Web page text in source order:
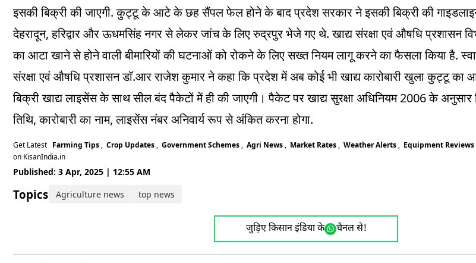
इसकी बिक्री की जाएगी.कुट्टू के आटे के छह सैंपल फेल होने के बाद प्रदेश सरकार ने इसकी बिक्री की
देहरादून,हरिद्वार और ऊधमसिंह नगर से लेकर जांच के लिए रुद्रपुर भेजे गए थे.खाद्य संरक्षा एवं औषधि प्रशासन
का आटा खाने से होने वाली बीमारियों की घटनाओं को रोकने के लिए सख्त नियम लागू करने का फैसला किया है.
संरक्षा एवं औषधि प्रशासन डाॅ.आर राजेश कुमार ने कहा कि प्रदेश में अब कोई भी खाद्य कारोबारी खुला कुट्टू का
बिक्री खाद्य लाइसेंस के साथ सील बंद पैकेटों में ही की जाएगी। पैकेट पर खाद्य सुरक्षा अधिनियम 2006के अनुसार
तिथि,कारोबारी का नाम,लाइसेंस नंबर अनिवार्य रूप से अंकित करना होगा.
Get Latest Farming Tips , Crop Updates , Government Schemes , Agri News , Market Rates , Weather Alerts , Equipment Reviews
on KisanIndia.in
Published: 3 Apr, 2025 | 12:55 AM
Topics: Agriculture news top news
जुड़िए किसान इंडिया के चैनल से!